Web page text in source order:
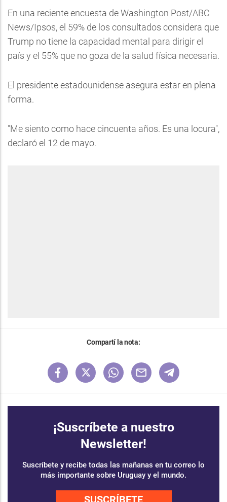
En una reciente encuesta de Washington Post/ABC
News/Ipsos, el 59% de los consultados considera que
Trump no tiene la capacidad mental para dirigir el
país y el 55% que no goza de la salud física necesaria.
El presidente estadounidense asegura estar en plena
forma.
"Me siento como hace cincuenta años. Es una locura",
declaró el 12 de mayo.
Compartí la nota:
¡Suscríbete a nuestro
Newsletter!
Suscríbete y recibe todas las mañanas en tu correo lo
más importante sobre Uruguay y el mundo.
SUSCRÍBETE